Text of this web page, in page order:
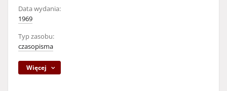
Data wydania:
1969
Typ zasobu:
czasopisma
Więcej